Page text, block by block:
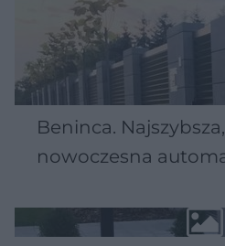
Beninca.
nowoczesna